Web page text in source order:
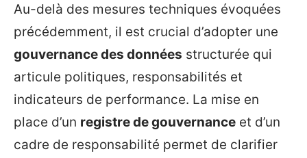
Au-delà des mesures techniques évoquées
précédemment, il est crucial d’adopter une
gouvernance des données structurée qui
articule politiques, responsabilités et
indicateurs de performance. La mise en
place d’un registre de gouvernance et d’un
cadre de responsabilité permet de clarifier